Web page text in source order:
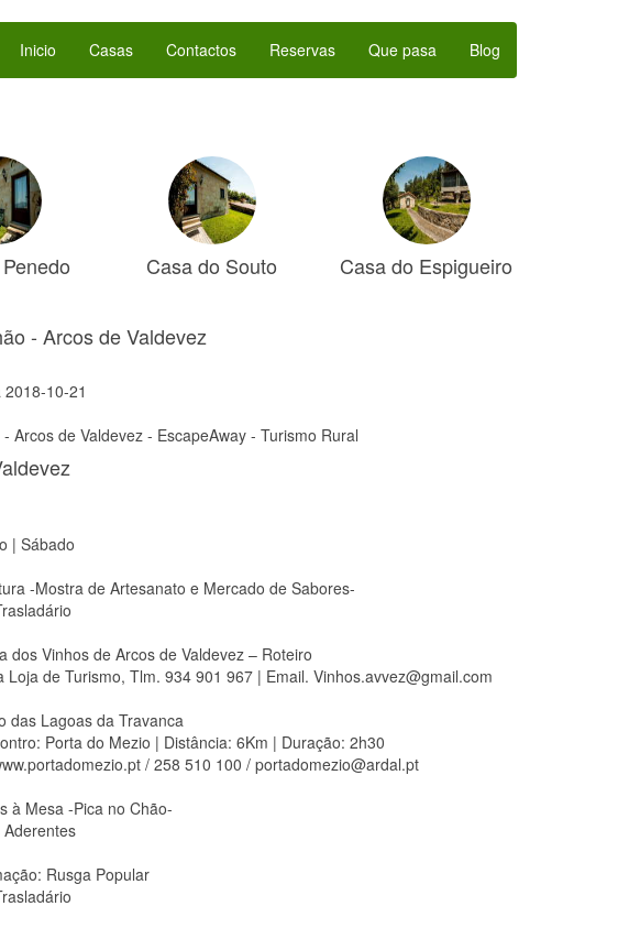
Inicio Casas Contactos Reservas Que pasa Blog
Casa do Souto Casa do Espigueiro
- Arcos de Valdevez
2018-10-21
Arcos de Valdevez - EscapeAway - Turismo Rural
| Sábado
-Mostra de Artesanato e Mercado de Sabores-
dos Vinhos de Arcos de Valdevez – Roteiro
Loja de Turismo, Tlm. 934 901 967 | Email. Vinhos.avvez@gmail.com
das Lagoas da Travanca
Porta do Mezio | Distância: 6Km | Duração: 2h30
/ 258 510 100 / portadomezio@ardal.pt
à Mesa -Pica no Chão-
Rusga Popular